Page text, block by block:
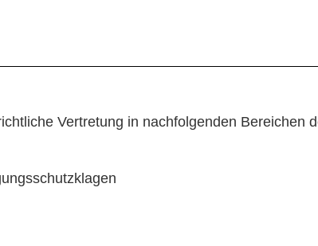
Vertretung in nachfolgenden Bereichen